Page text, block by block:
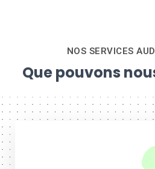
NOS SERVICES
Que pouvons